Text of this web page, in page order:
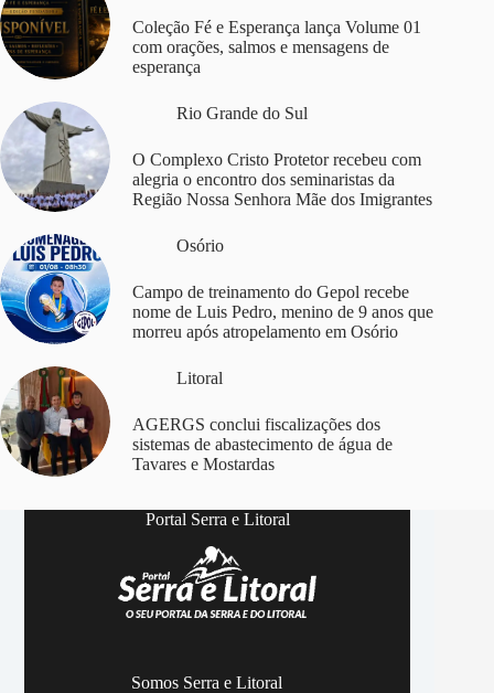
Coleção Fé e Esperança lança Volume 01
com orações, salmos e mensagens de
esperança
Rio Grande do Sul
O Complexo Cristo Protetor recebeu com
alegria o encontro dos seminaristas da
Região Nossa Senhora Mãe dos Imigrantes
Osório
Campo de treinamento do Gepol recebe
nome de Luis Pedro, menino de 9 anos que
morreu após atropelamento em Osório
Litoral
AGERGS conclui fiscalizações dos
sistemas de abastecimento de água de
Tavares e Mostardas
Portal Serra e Litoral
Somos Serra e Litoral